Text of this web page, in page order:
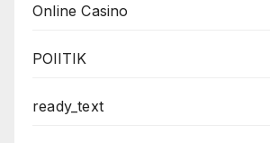
Online Casino
POlITIK
ready_text